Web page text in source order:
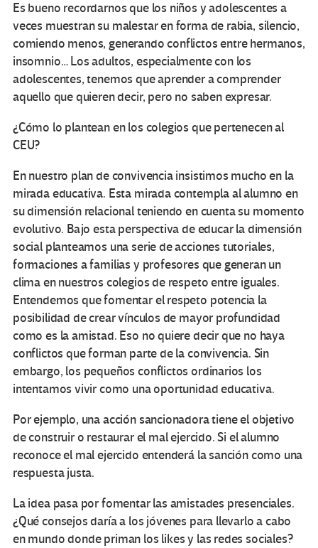
Es bueno recordarnos que los niños y adolescentes a
veces muestran su malestar en forma de rabia, silencio,
comiendo menos, generando conflictos entre hermanos,
insomnio… Los adultos, especialmente con los
adolescentes, tenemos que aprender a comprender
aquello que quieren decir, pero no saben expresar.
¿Cómo lo plantean en los colegios que pertenecen al
CEU?
En nuestro plan de convivencia insistimos mucho en la
mirada educativa. Esta mirada contempla al alumno en
su dimensión relacional teniendo en cuenta su momento
evolutivo. Bajo esta perspectiva de educar la dimensión
social planteamos una serie de acciones tutoriales,
formaciones a familias y profesores que generan un
clima en nuestros colegios de respeto entre iguales.
Entendemos que fomentar el respeto potencia la
posibilidad de crear vínculos de mayor profundidad
como es la amistad. Eso no quiere decir que no haya
conflictos que forman parte de la convivencia. Sin
embargo, los pequeños conflictos ordinarios los
intentamos vivir como una oportunidad educativa.
Por ejemplo, una acción sancionadora tiene el objetivo
de construir o restaurar el mal ejercido. Si el alumno
reconoce el mal ejercido entenderá la sanción como una
respuesta justa.
La idea pasa por fomentar las amistades presenciales.
¿Qué consejos daría a los jóvenes para llevarlo a cabo
en mundo donde priman los likes y las redes sociales?